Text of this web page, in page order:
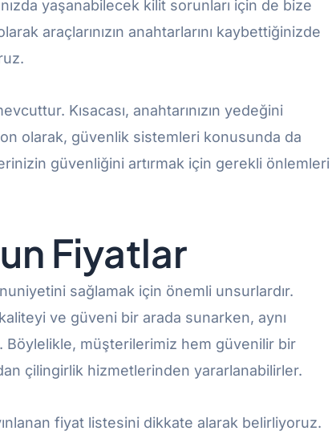
yaşanabilecek kilit sorunları için de bize
araçlarınızın anahtarlarını kaybettiğinizde
Kısacası, anahtarınızın yedeğini
olarak, güvenlik sistemleri konusunda da
güvenliğini artırmak için gerekli önlemleri
Fiyatlar
sağlamak için önemli unsurlardır.
ve güveni bir arada sunarken, aynı
müşterilerimiz hem güvenilir bir
çilingirlik hizmetlerinden yararlanabilirler.
fiyat listesini dikkate alarak belirliyoruz.